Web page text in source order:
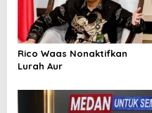
Rico Waas Nonaktifkan
Lurah Aur